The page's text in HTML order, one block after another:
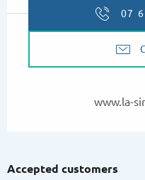
07
www.la-
Accepted customers